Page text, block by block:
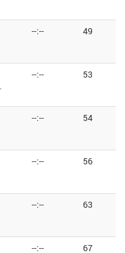
--:-- 49
--:-- 53
--:-- 54
--:-- 56
--:-- 63
--:-- 67